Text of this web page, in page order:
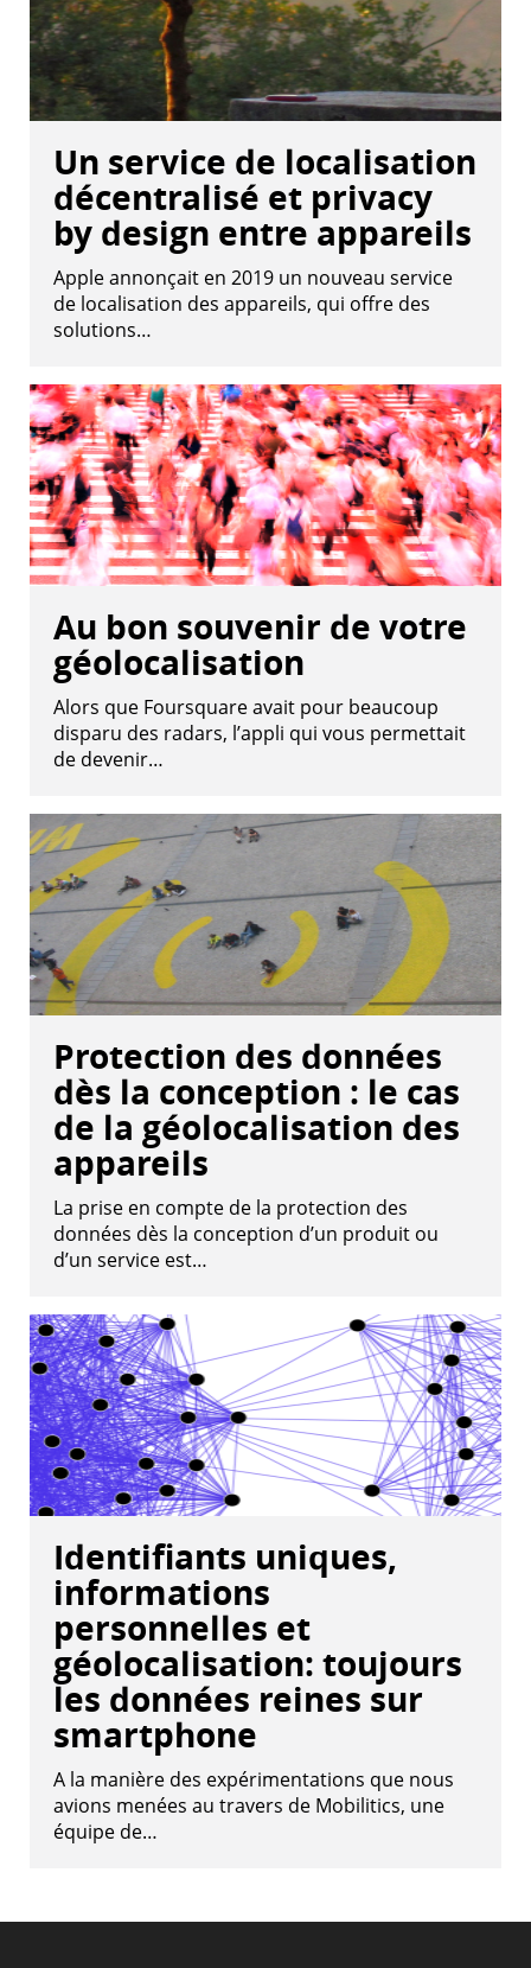
Un service de localisation
décentralisé et privacy
by design entre appareils
Apple annonçait en 2019 un nouveau service
de localisation des appareils, qui offre des
solutions…
Au bon souvenir de votre
géolocalisation
Alors que Foursquare avait pour beaucoup
disparu des radars, l’appli qui vous permettait
de devenir…
Protection des données
dès la conception : le cas
de la géolocalisation des
appareils
La prise en compte de la protection des
données dès la conception d’un produit ou
d’un service est…
Identifiants uniques,
informations
personnelles et
géolocalisation: toujours
les données reines sur
smartphone
A la manière des expérimentations que nous
avions menées au travers de Mobilitics, une
équipe de…